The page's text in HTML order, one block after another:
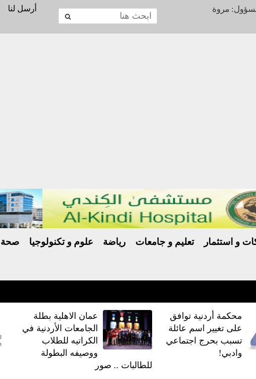
مروة
أرسل لنا
و استثمار تعليم و جامعات رياضة علوم و تكنولوجيا صحة
بين ترامب والبنتاغون
محكمة أردنية توافق
على تغيير اسم عائلة
تسبب بحرج اجتماعي
وادبي!
عمان الاهلية بطلة
الجامعات الأردنية في
الكراتيه للطلاب
ووصيفه البطولة
للطالبات .. صور